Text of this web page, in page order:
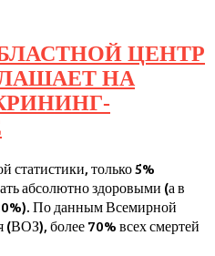
ЦЕНТР
НА
ЦЕНТР
ЗДОРОВЬЯ
ПРИГЛАШАЕТ
статистики, только 5%
абсолютно здоровыми (а в
По данным Всемирной
(ВОЗ), более 70% всех смертей